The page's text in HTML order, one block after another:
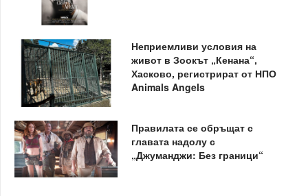
Неприемливи условия на
живот в Зоокът „Кенана“,
Хасково, регистрират от НПО
Animals Angels
Правилата се обръщат с
главата надолу с
„Джуманджи: Без граници“